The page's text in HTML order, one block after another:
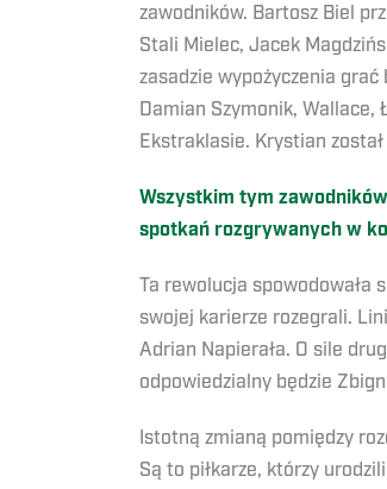
zawodników. Bartosz Biel
Stali Mielec, Jacek
zasadzie wypożyczenia
Damian Szymonik,
Ekstraklasie. Krystian
Wszystkim tym
spotkań rozgrywanych w
Ta rewolucja spowodowała
swojej karierze rozegrali.
Adrian Napierała. O sile
odpowiedzialny będzie
Istotną zmianą pomiędzy
Są to piłkarze, którzy